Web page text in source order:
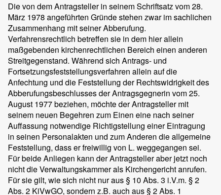
Die von dem Antragsteller in seinem Schriftsatz vom 28.
März 1978 angeführten Gründe stehen zwar im sachlichen
Zusammenhang mit seiner Abberufung.
Verfahrensrechtlich betreffen sie in dem hier allein
maßgebenden kirchenrechtlichen Bereich einen anderen
Streitgegenstand. Während sich Antrags- und
Fortsetzungsfeststellungsverfahren allein auf die
Anfechtung und die Feststellung der Rechtswidrigkeit des
Abberufungsbeschlusses der Antragsgegnerin vom 25.
August 1977 beziehen, möchte der Antragsteller mit
seinem neuen Begehren zum Einen eine nach seiner
Auffassung notwendige Richtigstellung einer Eintragung
in seinen Personalakten und zum Anderen die allgemeine
Feststellung, dass er freiwillig von L. weggegangen sei.
Für beide Anliegen kann der Antragsteller aber jetzt noch
nicht die Verwaltungskammer als Kirchengericht anrufen.
Für sie gilt, wie sich nicht nur aus § 10 Abs. 3 i.V.m. § 2
Abs. 2 KiVwGO, sondern z.B. auch aus § 2 Abs. 1